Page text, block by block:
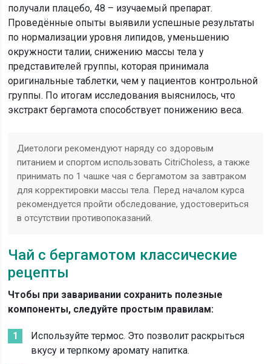
получали плацебо, 48 – изучаемый препарат.
Проведённые опыты выявили успешные результаты
по нормализации уровня липидов, уменьшению
окружности талии, снижению массы тела у
представителей группы, которая принимала
оригинальные таблетки, чем у пациентов контрольной
группы. По итогам исследования выяснилось, что
экстракт бергамота способствует понижению веса.
Диетологи рекомендуют наряду со здоровым
питанием и спортом использовать CitriCholess, а также
принимать по 1 чашке чая с бергамотом за завтраком
для корректировки массы тела. Перед началом курса
рекомендуется пройти обследование, удостовериться
в отсутствии противопоказаний.
Чай с бергамотом классические
рецепты
Чтобы при заваривании сохранить полезные
компоненты, следуйте простым правилам:
Используйте термос. Это позволит раскрыться
вкусу и терпкому аромату напитка.